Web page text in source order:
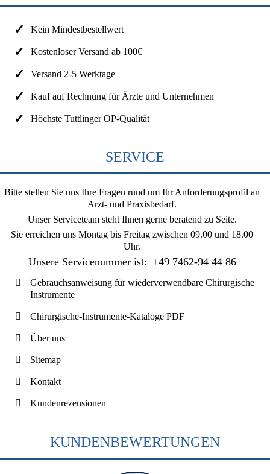
Kein Mindestbestellwert
Kostenloser Versand ab 100€
Versand 2-5 Werktage
Kauf auf Rechnung für Ärzte und Unternehmen
Höchste Tuttlinger OP-Qualität
SERVICE
Bitte stellen Sie uns Ihre Fragen rund um Ihr Anforderungsprofil an
Arzt- und Praxisbedarf.
Unser Serviceteam steht Ihnen gerne beratend zu Seite.
Sie erreichen uns Montag bis Freitag zwischen 09.00 und 18.00
Uhr.
Unsere Servicenummer ist: +49 7462-94 44 86
Gebrauchsanweisung für wiederverwendbare Chirurgische
Instrumente
Chirurgische-Instrumente-Kataloge PDF
Über uns
Sitemap
Kontakt
Kundenrezensionen
KUNDENBEWERTUNGEN